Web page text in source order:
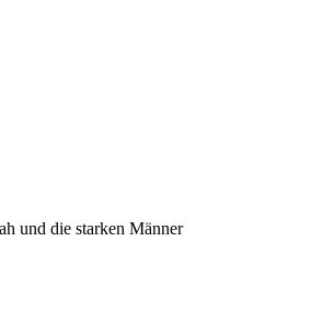
und die starken Männer